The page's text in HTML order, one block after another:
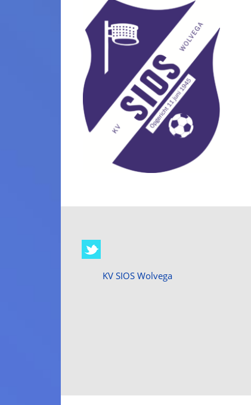
KV SIOS Wolvega